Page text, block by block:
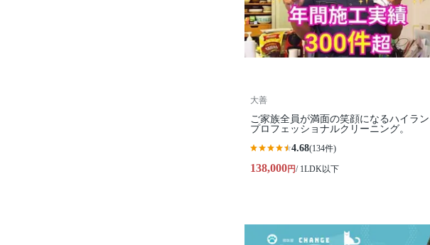
大善
ご家族全員が満面の笑顔になるハイラン
プロフェッショナルクリーニング。
4.68(134件)
138,000円/ 1LDK以下